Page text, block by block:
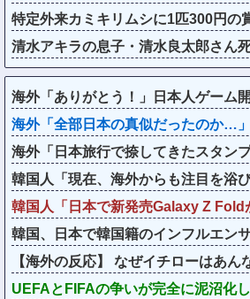
特定外来カミキリムシに1匹300円の
清水アキラの息子・清水良太郎さん
海外「ありがとう！」日本人ゲーム
海外「全部日本の真似だったのか…
海外「日本旅行で捺してきたスタン
韓国人「現在、海外からも注目を浴
韓国人「日本で新発売Galaxy Z Fold
韓国、日本で韓国籍のインフルエン
【海外の反応】 なぜイチローはあん
UEFAとFIFAの争いが完全に泥沼化